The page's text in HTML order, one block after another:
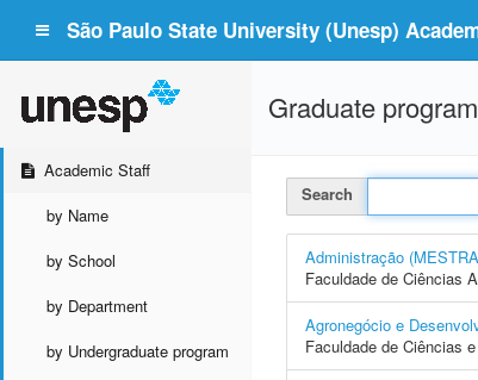
São Paulo State University (Unesp)
Academic Staff
by Name
by School
by Department
by Undergraduate program
Graduate
Search
Administração
Faculdade de Ciências
Agronegócio e
Faculdade de Ciências